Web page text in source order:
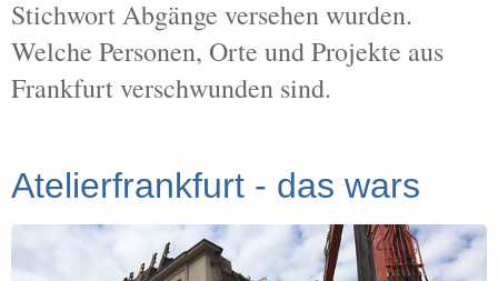
Stichwort Abgänge versehen wurden.
Welche Personen, Orte und Projekte aus
Frankfurt verschwunden sind.
Atelierfrankfurt - das wars